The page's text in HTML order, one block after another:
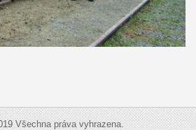
Všechna práva vyhrazena.